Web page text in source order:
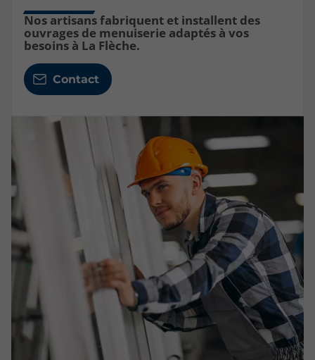
Nos artisans fabriquent et installent des
ouvrages de menuiserie adaptés à vos
besoins à La Flèche.
Contact